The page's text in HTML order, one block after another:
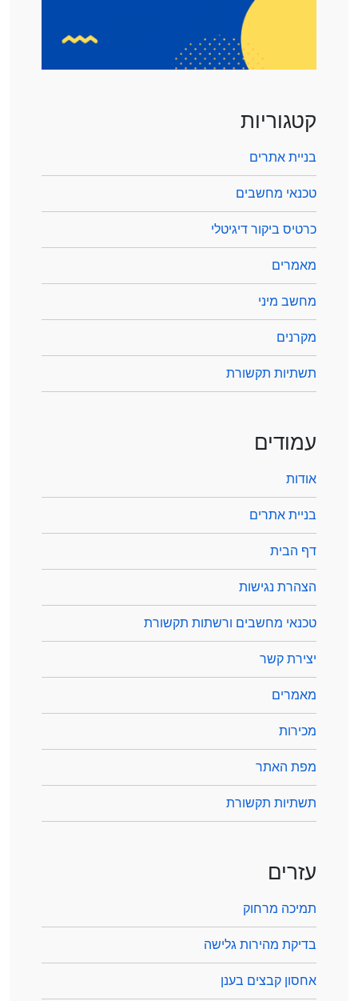
קטגוריות
בניית אתרים
טכנאי מחשבים
כרטיס ביקור דיגיטלי
מאמרים
מחשב מיני
מקרנים
תשתיות תקשורת
עמודים
אודות
בניית אתרים
דף הבית
הצהרת נגישות
טכנאי מחשבים ורשתות תקשורת
יצירת קשר
מאמרים
מכירות
מפת האתר
תשתיות תקשורת
עזרים
תמיכה מרחוק
בדיקת מהירות גלישה
אחסון קבצים בענן